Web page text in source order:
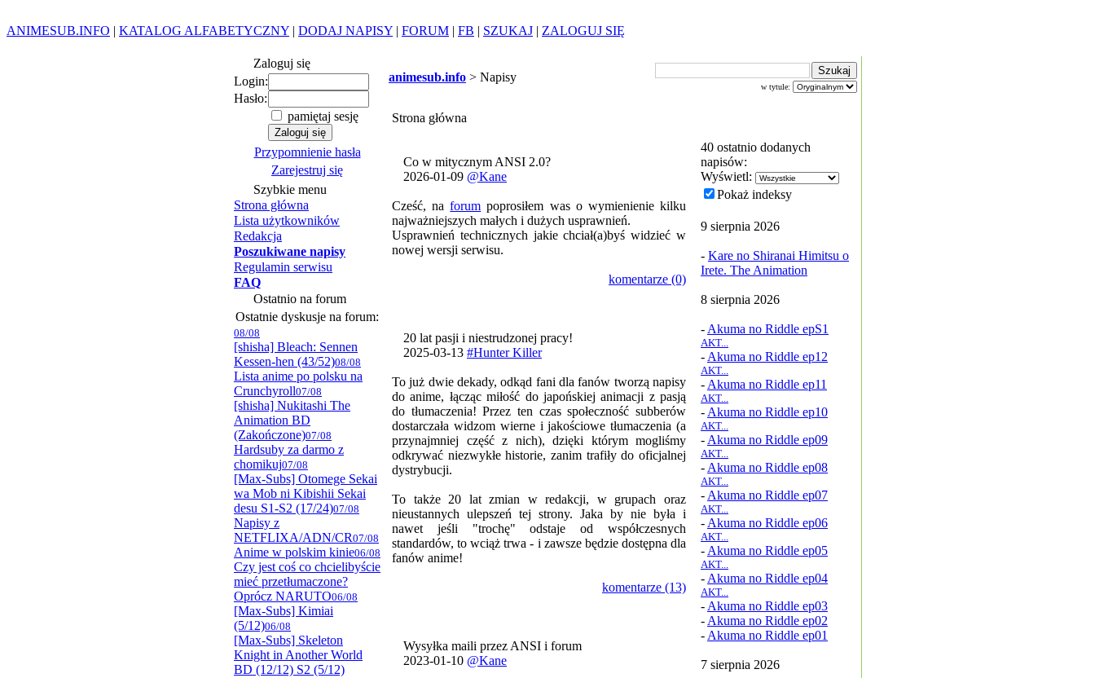
ANIMESUB.INFO | KATALOG ALFABETYCZNY | DODAJ NAPISY | FORUM | FB | SZUKAJ | ZALOGUJ SIĘ
Zaloguj się
Login:
Hasło:
pamiętaj sesję
Przypomnienie hasła
Zarejestruj się
Szybkie menu
Strona główna
Lista użytkowników
Redakcja
Poszukiwane napisy
Regulamin serwisu
FAQ
Ostatnio na forum
Ostatnie dyskusje na forum:
08/08
[shisha] Bleach: Sennen
Kessen-hen (43/52)08/08
Lista anime po polsku na
Crunchyroll07/08
[shisha] Nukitashi The
Animation BD
(Zakończone)07/08
Hardsuby za darmo z
chomikuj07/08
[Max-Subs] Otomege Sekai
wa Mob ni Kibishii Sekai
desu S1-S2 (17/24)07/08
Napisy z
NETFLIXA/ADN/CR07/08
Anime w polskim kinie06/08
Czy jest coś co chcielibyście
mieć przetłumaczone?
Oprócz NARUTO06/08
[Max-Subs] Kimiai
(5/12)06/08
[Max-Subs] Skeleton
Knight in Another World
BD (12/12) S2 (5/12)
animesub.info > Napisy
w tytule:
Strona główna
Co w mitycznym ANSI 2.0?
2026-01-09 @Kane
Cześć, naforum poprosiłem was o wymienienie kilku
najważniejszych małych i dużych usprawnień.
Usprawnień technicznych jakie chciał(a)byś widzieć w
nowej wersji serwisu.
komentarze (0)
20 lat pasji i niestrudzonej pracy!
2025-03-13 #Hunter Killer
To już dwie dekady, odkąd fani dla fanów tworzą napisy
do anime, łącząc miłość do japońskiej animacji z pasją
do tłumaczenia! Przez ten czas społeczność subberów
dostarczała widzom wierne i jakościowe tłumaczenia (a
przynajmniej część z nich), dzięki którym mogliśmy
odkrywać niezwykłe historie, zanim trafiły do oficjalnej
dystrybucji.
To także 20 lat zmian w redakcji, w grupach oraz
nieustannych ulepszeń tej strony. Jaka by nie była i
nawet jeśli "trochę" odstaje od współczesnych
standardów, to wciąż trwa - i zawsze będzie dostępna dla
fanów anime!
komentarze (13)
Wysyłka maili przez ANSI i forum
2023-01-10 @Kane
40 ostatnio dodanych
napisów:
Wyświetl:
Pokaż indeksy
9 sierpnia 2026
- Kare no Shiranai Himitsu o
Irete. The Animation
8 sierpnia 2026
- Akuma no Riddle epS1
AKT...
- Akuma no Riddle ep12
AKT...
- Akuma no Riddle ep11
AKT...
- Akuma no Riddle ep10
AKT...
- Akuma no Riddle ep09
AKT...
- Akuma no Riddle ep08
AKT...
- Akuma no Riddle ep07
AKT...
- Akuma no Riddle ep06
AKT...
- Akuma no Riddle ep05
AKT...
- Akuma no Riddle ep04
AKT...
- Akuma no Riddle ep03
- Akuma no Riddle ep02
- Akuma no Riddle ep01
7 sierpnia 2026